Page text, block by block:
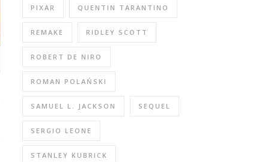
PIXAR QUENTIN TARANTINO
REMAKE RIDLEY SCOTT
ROBERT DE NIRO
ROMAN POLAŃSKI
SAMUEL L. JACKSON SEQUEL
SERGIO LEONE
STANLEY KUBRICK